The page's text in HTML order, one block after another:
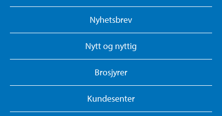
Nyhetsbrev
Nytt og nyttig
Brosjyrer
Kundesenter